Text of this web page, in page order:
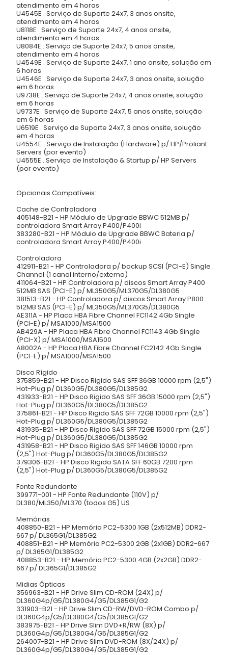
atendimento em 4 horas
U4545E . Serviço de Suporte 24x7, 3 anos onsite,
atendimento em 4 horas
U8118E . Serviço de Suporte 24x7, 4 anos onsite,
atendimento em 4 horas
U8084E . Serviço de Suporte 24x7, 5 anos onsite,
atendimento em 4 horas
U4549E . Serviço de Suporte 24x7, 1 ano onsite, solução em
6 horas
U4546E . Serviço de Suporte 24x7, 3 anos onsite, solução
em 6 horas
U9738E . Serviço de Suporte 24x7, 4 anos onsite, solução
em 6 horas
U9737E . Serviço de Suporte 24x7, 5 anos onsite, solução
em 6 horas
U6519E . Serviço de Suporte 24x7, 3 anos onsite, solução
em 4 horas
U4554E . Serviço de Instalação (Hardware) p/ HP/Proliant
Servers (por evento)
U4555E . Serviço de Instalação & Startup p/ HP Servers
(por evento)
Opcionais Compatíveis:
Cache de Controladora
405148-B21 - HP Módulo de Upgrade BBWC 512MB p/
controladora Smart Array P400/P400i
383280-B21 - HP Módulo de Upgrade BBWC Bateria p/
controladora Smart Array P400/P400i
Controladora
412911-B21 - HP Controladora p/ backup SCSI (PCI-E) Single
Channel (1 canal interno/externo)
411064-B21 - HP Controladora p/ discos Smart Array P400
512MB SAS (PCI-E) p/ ML350G5/ML370G5/DL380G5
381513-B21 - HP Controladora p/ discos Smart Array P800
512MB SAS (PCI-E) p/ ML350G5/ML370G5/DL380G5
AE311A - HP Placa HBA Fibre Channel FC1142 4Gb Single
(PCI-E) p/ MSA1000/MSA1500
AB429A - HP Placa HBA Fibre Channel FC1143 4Gb Single
(PCI-X) p/ MSA1000/MSA1500
A8002A - HP Placa HBA Fibre Channel FC2142 4Gb Single
(PCI-E) p/ MSA1000/MSA1500
Disco Rígido
375859-B21 - HP Disco Rigido SAS SFF 36GB 10000 rpm (2,5")
Hot-Plug p/ DL360G5/DL380G5/DL385G2
431933-B21 - HP Disco Rigido SAS SFF 36GB 15000 rpm (2,5")
Hot-Plug p/ DL360G5/DL380G5/DL385G2
375861-B21 - HP Disco Rigido SAS SFF 72GB 10000 rpm (2,5")
Hot-Plug p/ DL360G5/DL380G5/DL385G2
431935-B21 - HP Disco Rigido SAS SFF 72GB 15000 rpm (2,5")
Hot-Plug p/ DL360G5/DL380G5/DL385G2
431958-B21 - HP Disco Rigido SAS SFF 146GB 10000 rpm
(2,5") Hot-Plug p/ DL360G5/DL380G5/DL385G2
379306-B21 - HP Disco Rigido SATA SFF 60GB 7200 rpm
(2,5") Hot-Plug p/ DL360G5/DL380G5/DL385G2
Fonte Redundante
399771-001 - HP Fonte Redundante (110V) p/
DL380/ML350/ML370 (todos G5) US
Memórias
408850-B21 - HP Memória PC2-5300 1GB (2x512MB) DDR2-
667 p/ DL365G1/DL385G2
408851-B21 - HP Memória PC2-5300 2GB (2x1GB) DDR2-667
p/ DL365G1/DL385G2
408853-B21 - HP Memória PC2-5300 4GB (2x2GB) DDR2-
667 p/ DL365G1/DL385G2
Midias Ópticas
356963-B21 - HP Drive Slim CD-ROM (24X) p/
DL360G4p/G5/DL380G4/G5/DL385G1/G2
331903-B21 - HP Drive Slim CD-RW/DVD-ROM Combo p/
DL360G4p/G5/DL380G4/G5/DL385G1/G2
383975-B21 - HP Drive Slim DVD+R/RW (8X) p/
DL360G4p/G5/DL380G4/G5/DL385G1/G2
264007-B21 - HP Drive Slim DVD-ROM (8X/24X) p/
DL360G4p/G5/DL380G4/G5/DL385G1/G2